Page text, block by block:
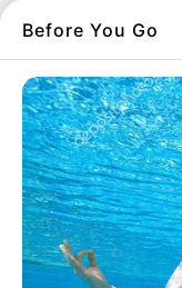
Before You Go